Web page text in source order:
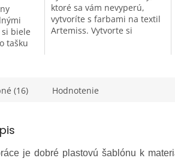
biele
tašku
ktoré sa vám nevyperú,
vytvoríte s farbami na textil
Artemiss. Vytvorte si
(16) Hodnotenie
je dobré plastovú šablónu k